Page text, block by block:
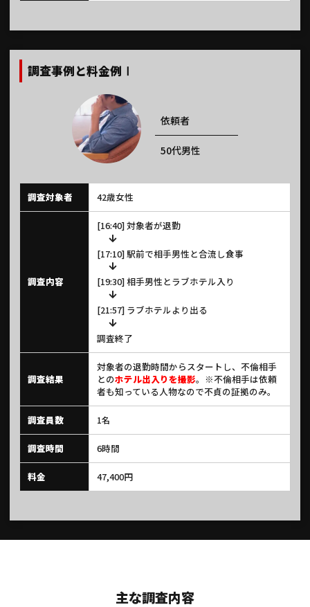
調査事例と料金例Ⅰ
依頼者
50代男性
調査対象者 42歳女性
調査内容
[16:40] 対象者が退勤
[17:10] 駅前で相手男性と合流し食事
[19:30] 相手男性とラブホテル入り
[21:57] ラブホテルより出る
調査終了
調査結果
対象者の退勤時間からスタートし、不倫相手
とのホテル出入りを撮影。※不倫相手は依頼
者も知っている人物なので不貞の証拠のみ。
調査員数 1名
調査時間 6時間
料金 47,400円
主な調査内容